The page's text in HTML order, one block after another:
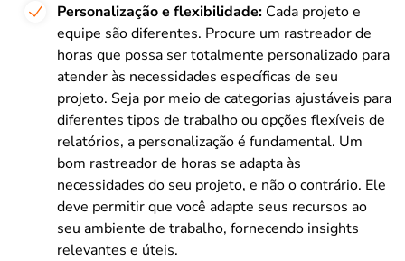
Personalização e flexibilidade: Cada projeto e
equipe são diferentes. Procure um rastreador de
horas que possa ser totalmente personalizado para
atender às necessidades específicas de seu
projeto. Seja por meio de categorias ajustáveis para
diferentes tipos de trabalho ou opções flexíveis de
relatórios, a personalização é fundamental. Um
bom rastreador de horas se adapta às
necessidades do seu projeto, e não o contrário. Ele
deve permitir que você adapte seus recursos ao
seu ambiente de trabalho, fornecendo insights
relevantes e úteis.